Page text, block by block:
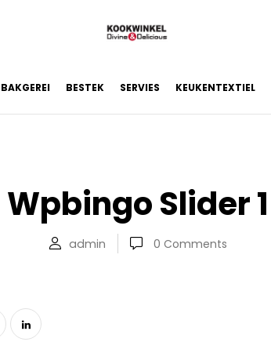
BAKGEREI BESTEK SERVIES KEUKENTEXTIEL
Wpbingo Slider 1
admin 0 Comments